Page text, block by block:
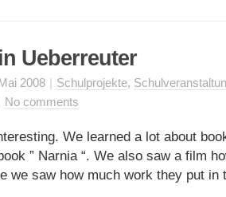
Ueberreuter
2008 | Schulprojekte,
No comments
We learned a lot about
” Narnia “. We also saw a film
we saw how much work they put in